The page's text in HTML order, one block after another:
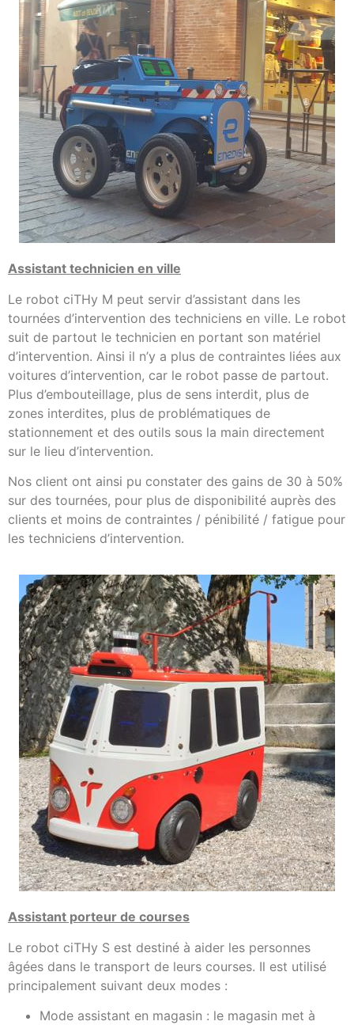
Assistant technicien en ville
Le robot ciTHy M peut servir d’assistant dans les
tournées d’intervention des techniciens en ville. Le robot
suit de partout le technicien en portant son matériel
d’intervention. Ainsi il n’y a plus de contraintes liées aux
voitures d’intervention, car le robot passe de partout.
Plus d’embouteillage, plus de sens interdit, plus de
zones interdites, plus de problématiques de
stationnement et des outils sous la main directement
sur le lieu d’intervention.
Nos client ont ainsi pu constater des gains de 30 à 50%
sur des tournées, pour plus de disponibilité auprès des
clients et moins de contraintes / pénibilité / fatigue pour
les techniciens d’intervention.
Assistant porteur de courses
Le robot ciTHy S est destiné à aider les personnes
âgées dans le transport de leurs courses. Il est utilisé
principalement suivant deux modes :
Mode assistant en magasin : le magasin met à